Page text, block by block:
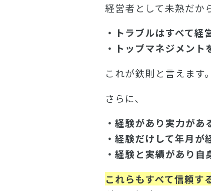
経営者として未熟だか
・トラブルはすべて経
・トップマネジメン
これが鉄則と言えます。
さらに、
・経験があり実力があ
・経験だけして年月が
・経験と実績があり自
これらもすべて信頼す